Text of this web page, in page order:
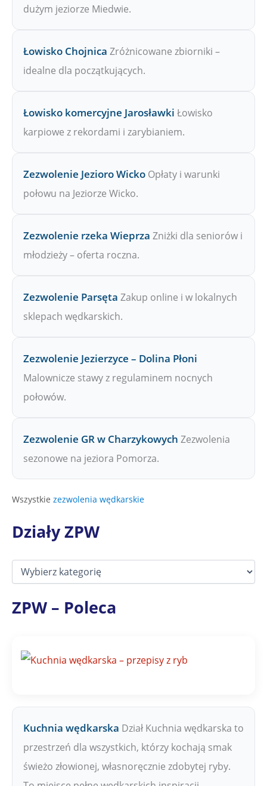
dużym jeziorze Miedwie.
Łowisko Chojnica Zróżnicowane zbiorniki –
idealne dla początkujących.
Łowisko komercyjne Jarosławki Łowisko
karpiowe z rekordami i zarybianiem.
Zezwolenie Jezioro Wicko Opłaty i warunki
połowu na Jeziorze Wicko.
Zezwolenie rzeka Wieprza Zniżki dla seniorów i
młodzieży – oferta roczna.
Zezwolenie Parsęta Zakup online i w lokalnych
sklepach wędkarskich.
Zezwolenie Jezierzyce – Dolina Płoni
Malownicze stawy z regulaminem nocnych
połowów.
Zezwolenie GR w Charzykowych Zezwolenia
sezonowe na jeziora Pomorza.
Wszystkie zezwolenia wędkarskie
Działy ZPW
D
a
łZPW – Poleca
Kuchnia wędkarska Dział Kuchnia wędkarska to
przestrzeń dla wszystkich, którzy kochają smak
świeżo złowionej, własnoręcznie zdobytej ryby.